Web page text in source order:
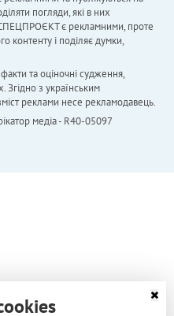
погляди, які в них
є рекламними, проте
контенту і поділяє думки,
та оціночні судження,
з українським
реклами несе рекламодавець.
медіа - R40-05097